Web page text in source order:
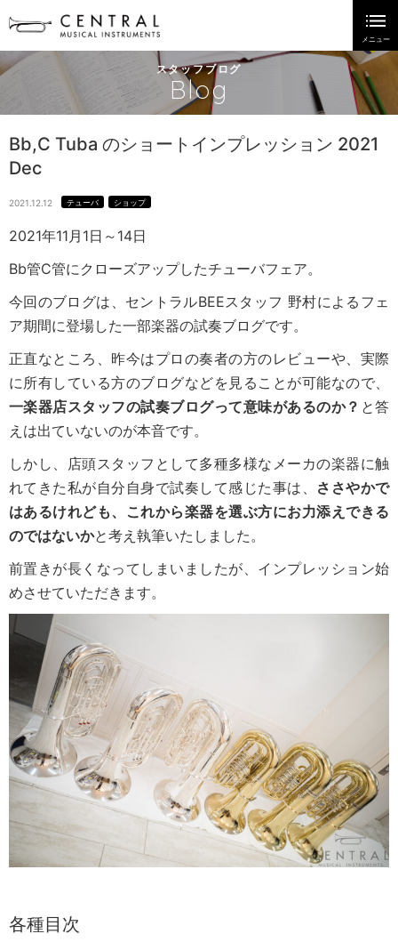
スタッフブログ
Blog
Bb,C Tuba のショートインプレッション 2021
Dec
2021.12.12 テューバ ショップ
2021年11月1日～14日
Bb管C管にクローズアップしたチューバフェア。
今回のブログは、セントラルBEEスタッフ 野村によるフェ
ア期間に登場した一部楽器の試奏ブログです。
正直なところ、昨今はプロの奏者の方のレビューや、実際
に所有している方のブログなどを見ることが可能なので、
一楽器店スタッフの試奏ブログって意味があるのか？ と答
えは出ていないのが本音です。
しかし、店頭スタッフとして多種多様なメーカの楽器に触
れてきた私が自分自身で試奏して感じた事は、 ささやかで
はあるけれども、
これから楽器を選ぶ方にお力添えできる
のではないかと考え執筆いたしました。
前置きが長くなってしまいましたが、インプレッション始
めさせていただきます。
各種目次